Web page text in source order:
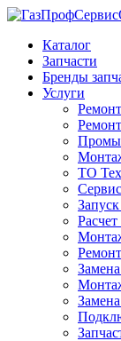
Каталог
Запчасти
Бренды
Услуги
ТО
Запуск